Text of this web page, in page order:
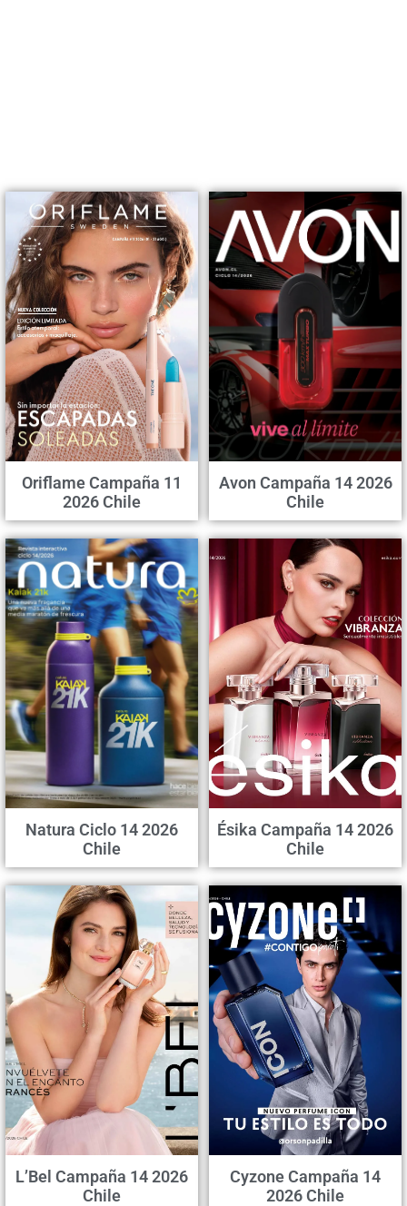
Oriflame Campaña 11
2026 Chile
Avon Campaña 14 2026
Chile
Natura Ciclo 14 2026
Chile
Ésika Campaña 14 2026
Chile
L’Bel Campaña 14 2026
Chile
Cyzone Campaña 14
2026 Chile